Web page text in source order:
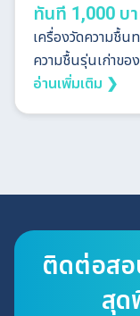
ทันที 1,000 บ
เครื่องวัดความชื้น
ความชื้นรุ่นเก่าขอ
อ่านเพิ่มเติม ❯
ติดต่อสอ
สุด